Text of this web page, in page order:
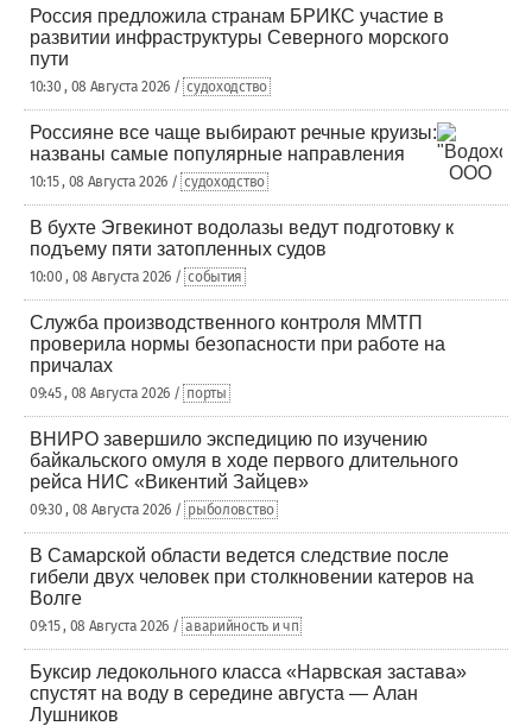
Россия предложила странам БРИКС участие в
развитии инфраструктуры Северного морского
пути
10:30 , 08 Августа 2026 / судоходство
Россияне все чаще выбирают речные круизы:
названы самые популярные направления
10:15 , 08 Августа 2026 / судоходство
В бухте Эгвекинот водолазы ведут подготовку к
подъему пяти затопленных судов
10:00 , 08 Августа 2026 / события
Служба производственного контроля ММТП
проверила нормы безопасности при работе на
причалах
09:45 , 08 Августа 2026 / порты
ВНИРО завершило экспедицию по изучению
байкальского омуля в ходе первого длительного
рейса НИС «Викентий Зайцев»
09:30 , 08 Августа 2026 / рыболовство
В Самарской области ведется следствие после
гибели двух человек при столкновении катеров на
Волге
09:15 , 08 Августа 2026 / аварийность и чп
Буксир ледокольного класса «Нарвская застава»
спустят на воду в середине августа — Алан
Лушников